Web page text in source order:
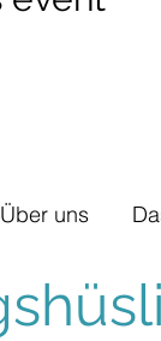
Über uns